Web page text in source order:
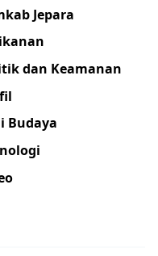
Jepara
dan Keamanan
Budaya